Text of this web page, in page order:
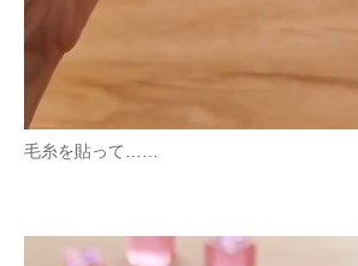
毛糸を貼って……